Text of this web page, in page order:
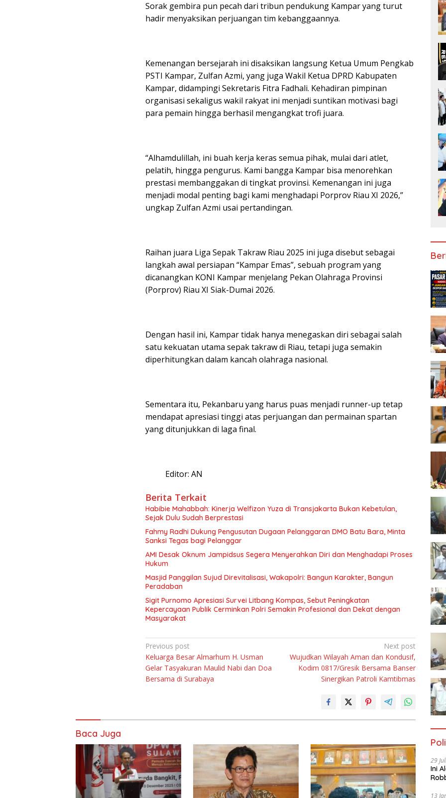
Sorak gembira pun pecah dari tribun pendukung Kampar yang turut
hadir menyaksikan perjuangan tim kebanggaannya.
Kemenangan bersejarah ini disaksikan langsung Ketua Umum Pengkab
PSTI Kampar, Zulfan Azmi, yang juga Wakil Ketua DPRD Kabupaten
Kampar, didampingi Sekretaris Fitra Fadhali. Kehadiran pimpinan
organisasi sekaligus wakil rakyat ini menjadi suntikan motivasi bagi
para pemain hingga berhasil mengangkat trofi juara.
“Alhamdulillah, ini buah kerja keras semua pihak, mulai dari atlet,
pelatih, hingga pengurus. Kami bangga Kampar bisa menorehkan
prestasi membanggakan di tingkat provinsi. Kemenangan ini juga
menjadi modal penting bagi kami menghadapi Porprov Riau XI 2026,”
ungkap Zulfan Azmi usai pertandingan.
Raihan juara Liga Sepak Takraw Riau 2025 ini juga disebut sebagai
langkah awal persiapan “Kampar Emas”, sebuah program yang
dicanangkan KONI Kampar menjelang Pekan Olahraga Provinsi
(Porprov) Riau XI Siak-Dumai 2026.
Dengan hasil ini, Kampar tidak hanya menegaskan diri sebagai salah
satu kekuatan utama sepak takraw di Riau, tetapi juga semakin
diperhitungkan dalam kancah olahraga nasional.
Sementara itu, Pekanbaru yang harus puas menjadi runner-up tetap
mendapat apresiasi tinggi atas perjuangan dan permainan spartan
yang ditunjukkan di laga final.
Editor: AN
Berita Terkait
Habibie Mahabbah: Kinerja Welfizon Yuza di Transjakarta Bukan Kebetulan,
Sejak Dulu Sudah Berprestasi
Fahmy Radhi Dukung Pengusutan Dugaan Pelanggaran DMO Batu Bara, Minta
Sanksi Tegas bagi Pelanggar
AMI Desak Oknum Jampidsus Segera Menyerahkan Diri dan Menghadapi Proses
Hukum
Masjid Panggilan Sujud Direvitalisasi, Wakapolri: Bangun Karakter, Bangun
Peradaban
Sigit Purnomo Apresiasi Survei Litbang Kompas, Sebut Peningkatan
Kepercayaan Publik Cerminkan Polri Semakin Profesional dan Dekat dengan
Masyarakat
Navigasi
pos
Previous post
Keluarga Besar Almarhum H. Usman
Gelar Tasyakuran Maulid Nabi dan Doa
Bersama di Surabaya
Next post
Wujudkan Wilayah Aman dan Kondusif,
Kodim 0817/Gresik Bersama Banser
Sinergikan Patroli Kamtibmas
Baca Juga
29
Ini
13